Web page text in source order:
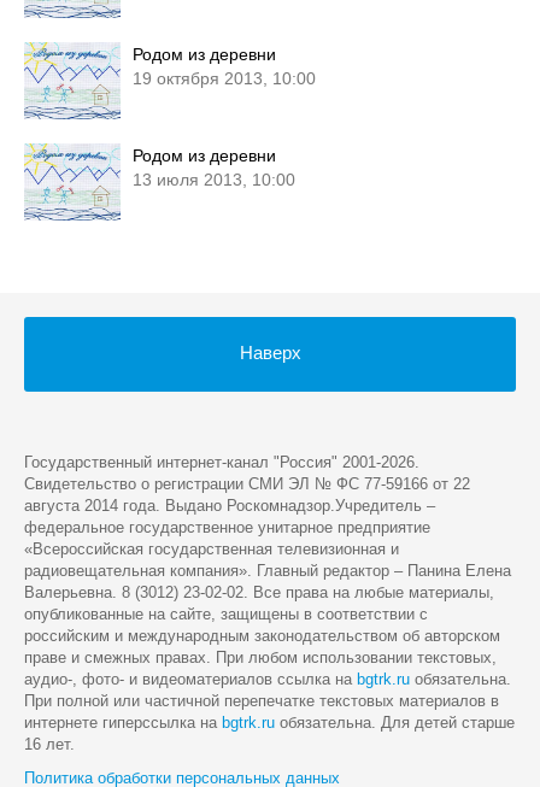
Родом из деревни
19 октября 2013, 10:00
Родом из деревни
13 июля 2013, 10:00
Наверх
Государственный интернет-канал "Россия" 2001-2026.
Cвидетельство о регистрации СМИ ЭЛ № ФС 77-59166 от 22
августа 2014 года. Выдано Роскомнадзор.Учредитель –
федеральное государственное унитарное предприятие
«Всероссийская государственная телевизионная и
радиовещательная компания». Главный редактор – Панина Елена
Валерьевна. 8 (3012) 23-02-02. Все права на любые материалы,
опубликованные на сайте, защищены в соответствии с
российским и международным законодательством об авторском
праве и смежных правах. При любом использовании текстовых,
аудио-, фото- и видеоматериалов ссылка на bgtrk.ru обязательна.
При полной или частичной перепечатке текстовых материалов в
интернете гиперссылка на bgtrk.ru обязательна. Для детей старше
16 лет.
Политика обработки персональных данных